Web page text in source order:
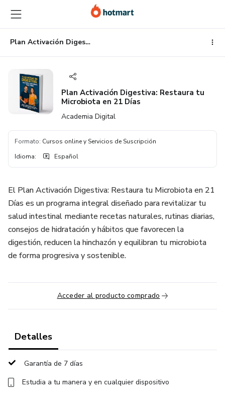
contenido
principal
la
página
de
pie
página
Plan Activación Digestiva: Restaura tu Microbiota en 21 Días
Plan Activación Digestiva: Restaura tu
Microbiota en 21 Días
Academia Digital
Formato: Cursos online y Servicios de Suscripción
Idioma: Español
El Plan Activación Digestiva: Restaura tu Microbiota en 21
Días es un programa integral diseñado para revitalizar tu
salud intestinal mediante recetas naturales, rutinas diarias,
consejos de hidratación y hábitos que favorecen la
digestión, reducen la hinchazón y equilibran tu microbiota
de forma progresiva y sostenible.
Acceder al producto comprado
Detalles
Garantía de 7 días
Estudia a tu manera y en cualquier dispositivo